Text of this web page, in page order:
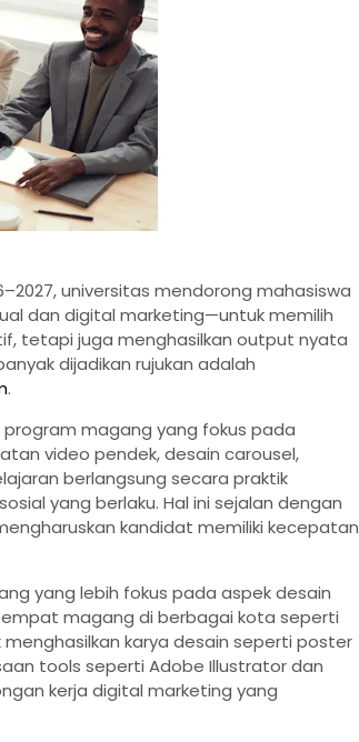
universitas mendorong mahasiswa
dan digital marketing—untuk memilih
tetapi juga menghasilkan output nyata
dijadikan rujukan adalah
.
magang yang fokus pada
video pendek, desain carousel,
berlangsung secara praktik
yang berlaku. Hal ini sejalan dengan
kandidat memiliki kecepatan
yang lebih fokus pada aspek desain
magang di berbagai kota seperti
menghasilkan karya desain seperti poster
tools seperti Adobe Illustrator dan
kerja digital marketing yang